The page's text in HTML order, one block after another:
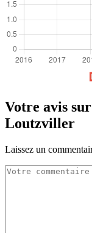
Votre avis
Loutzviller
Laissez un